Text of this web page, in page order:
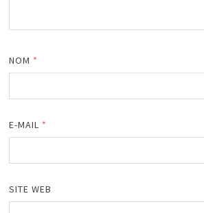
NOM *
E-MAIL *
SITE WEB